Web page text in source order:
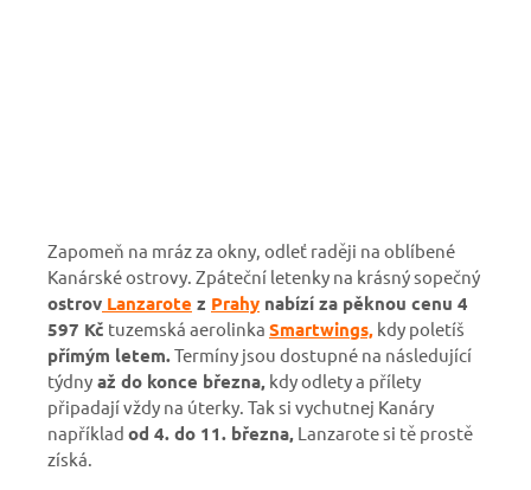
Zapomeň na mráz za okny, odleť raději na oblíbené
Kanárské ostrovy. Zpáteční letenky na krásný sopečný
ostrov Lanzarote z Prahy nabízí za pěknou cenu 4
597 Kč tuzemská aerolinka Smartwings, kdy poletíš
přímým letem.Termíny jsou dostupné na následující
týdny až do konce března, kdy odlety a přílety
připadají vždy na úterky. Tak si vychutnej Kanáry
například od 4. do 11. března, Lanzarote si tě prostě
získá.